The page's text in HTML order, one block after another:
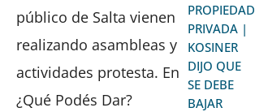
público de Salta vienen
realizando asambleas y
actividades protesta. En
¿Qué Podés Dar?
PROPIEDAD
PRIVADA |
KOSINER
DIJO QUE
SE DEBE
BAJAR